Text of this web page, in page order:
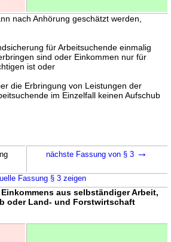
nach Anhörung geschätzt werden,
für Arbeitsuchende einmalig
sind oder Einkommen nur für
ist oder
die Erbringung von Leistungen der
im Einzelfall keinen Aufschub
nächste Fassung von § 3 →
Fassung § 3 zeigen
aus selbständiger Arbeit,
oder Land- und Forstwirtschaft